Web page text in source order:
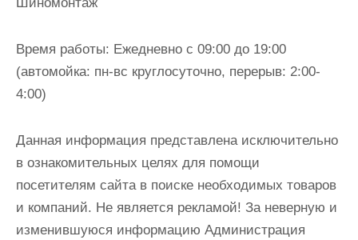
Время работы: Ежедневно с 09:00 до 19:00
(автомойка: пн-вс круглосуточно, перерыв: 2:00-
4:00)
Данная информация представлена исключительно
в ознакомительных целях для помощи
посетителям сайта в поиске необходимых товаров
и компаний. Не является рекламой! За неверную и
изменившуюся информацию Администрация